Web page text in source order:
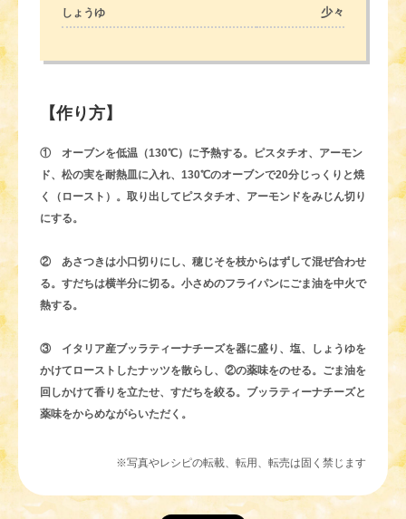
しょうゆ 少々
【作り方】
① オーブンを低温（130℃）に予熱する。ピスタチオ、アーモン
ド、松の実を耐熱皿に入れ、130℃のオーブンで20分じっくりと焼
く（ロースト）。取り出してピスタチオ、アーモンドをみじん切り
にする。
② あさつきは小口切りにし、穂じそを枝からはずして混ぜ合わせ
る。すだちは横半分に切る。小さめのフライパンにごま油を中火で
熱する。
③ イタリア産ブッラティーナチーズを器に盛り、塩、しょうゆを
かけてローストしたナッツを散らし、②の薬味をのせる。ごま油を
回しかけて香りを立たせ、すだちを絞る。ブッラティーナチーズと
薬味をからめながらいただく。
※写真やレシピの転載、転用、転売は固く禁じます